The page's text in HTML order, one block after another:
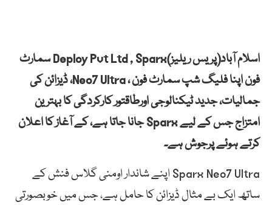
اسلام آباد(پریس ریلیز)Deploy Pvt Ltd , Sparx سمارٹ
فون اپنا فلیگ شپ سمارٹ فون ، Neo7 Ultra، ڈیزائن کی
جمالیات، جدید ٹیکنالوجی اورطاقتور کارکردگی کا بہترین
امتزاج جس کے لیے Sparx جانا جاتا ہے، کے آغاز کا اعلان
کرتے ہوئے پرجوش ہے۔
Sparx Neo7 Ultra اپنے شاندار اومنی گلاس فنش کے
ساتھ ایک بے مثال ڈیزائن کا حامل ہے، جس میں خوبصورتی